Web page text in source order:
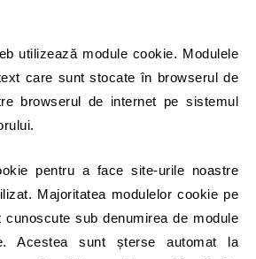
utilizează module cookie. Modulele
care sunt stocate în browserul de
browserul de internet pe sistemul
pentru a face site-urile noastre
Majoritatea modulelor cookie pe
sub denumirea de module
Acestea sunt șterse automat la